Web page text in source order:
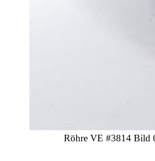
Röhre VE #3814 Bild